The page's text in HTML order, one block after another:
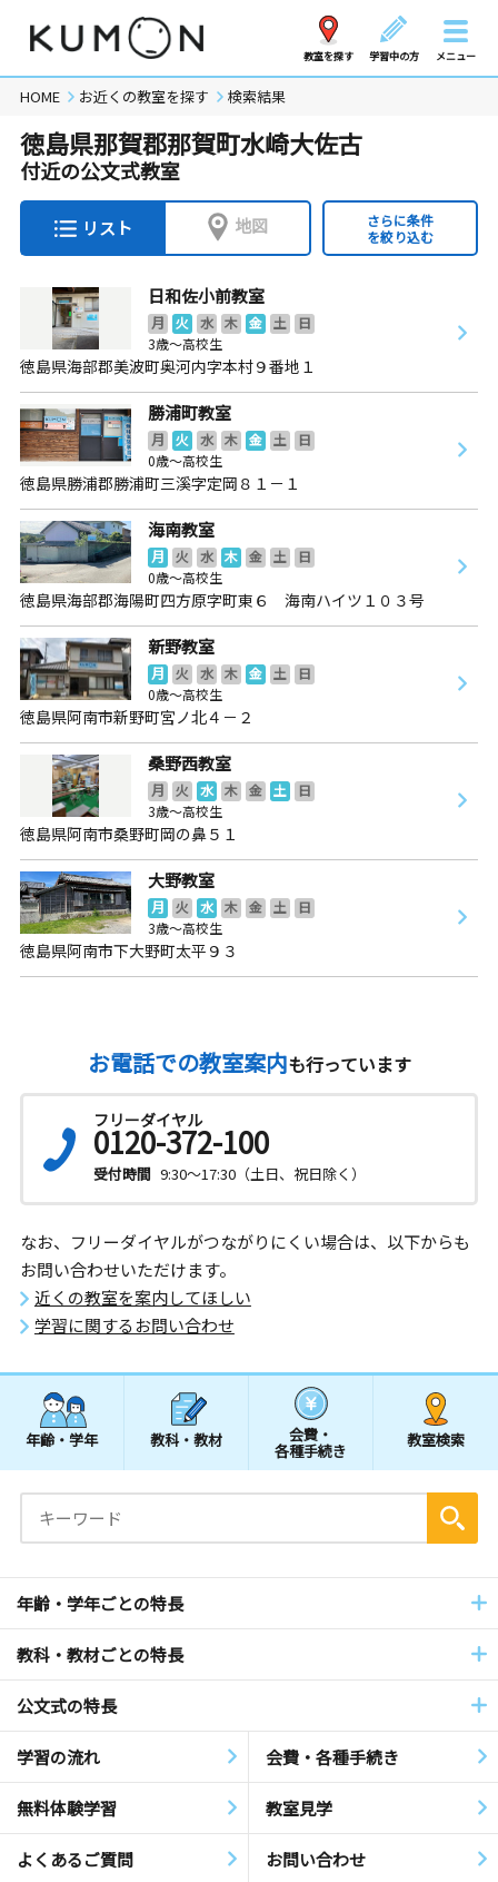
教室を探す 学習中の方 メニュー
HOME お近くの教室を探す 検索結果
徳島県那賀郡那賀町水崎大佐古
付近の公文式教室
リスト 地図
さらに条件
を絞り込む
日和佐小前教室
月 火 水 木 金 土
日
3歳～高校生
徳島県海部郡美波町奥河内字本村９番地１
勝浦町教室
月 火 水 木 金 土
日
0歳～高校生
徳島県勝浦郡勝浦町三溪字定岡８１－１
海南教室
月 火 水 木 金 土
日
0歳～高校生
徳島県海部郡海陽町四方原字町東６ 海南ハイツ１０３号
新野教室
月 火 水 木 金 土
日
0歳～高校生
徳島県阿南市新野町宮ノ北４－２
桑野西教室
月 火 水 木 金 土
日
3歳～高校生
徳島県阿南市桑野町岡の鼻５１
大野教室
月 火 水 木 金 土
日
3歳～高校生
徳島県阿南市下大野町太平９３
お電話での教室案内も行っています
フリーダイヤル
0120-372-100
受付時間 9:30～17:30（土日、祝日除く）
なお、フリーダイヤルがつながりにくい場合は、以下からも
お問い合わせいただけます。
近くの教室を案内してほしい
学習に関するお問い合わせ
年齢・学年 教科・教材 会費・
各種手続き
教室検索
年齢・学年ごとの特長
教科・教材ごとの特長
公文式の特長
学習の流れ 会費・各種手続き
無料体験学習 教室見学
よくあるご質問 お問い合わせ